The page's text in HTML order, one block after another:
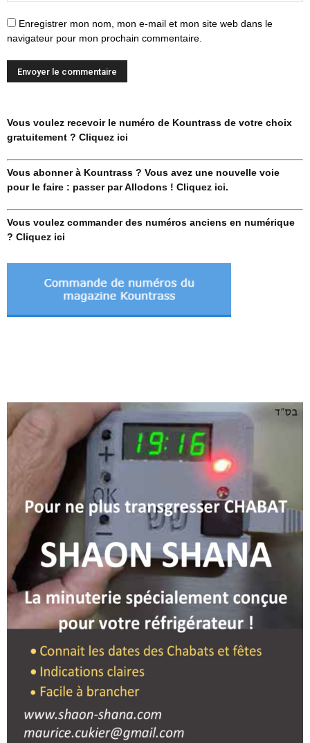
Enregistrer mon nom, mon e-mail et mon site web dans le
navigateur pour mon prochain commentaire.
Vous voulez recevoir le numéro de Kountrass de votre choix
gratuitement ? Cliquez ici
Vous abonner à Kountrass ? Vous avez une nouvelle voie
pour le faire : passer par Allodons ! Cliquez ici.
Vous voulez commander des numéros anciens en numérique
? Cliquez ici